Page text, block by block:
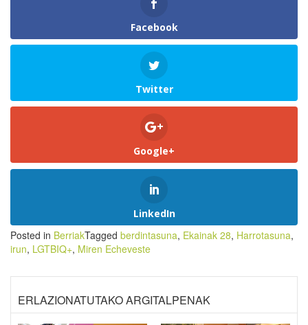
Facebook
Twitter
Google+
LinkedIn
Posted in BerriakTagged berdintasuna, Ekainak 28, Harrotasuna,
irun, LGTBIQ+, Miren Echeveste
ERLAZIONATUTAKO ARGITALPENAK